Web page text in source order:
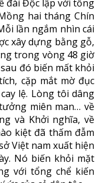
đài Độc lập với tổng
hai tháng Chín
lần ngắm nhìn cái
xây dựng bằng gỗ,
trong vòng 48 giờ
đó biến mất khỏi
cặp mắt mờ đục
lệ. Lòng tôi dâng
miên man… về
và Khởi nghĩa, về
kiệt đã thấm đẫm
Việt nam xuất hiện
Nó biến khỏi mặt
với tổng chể kiến